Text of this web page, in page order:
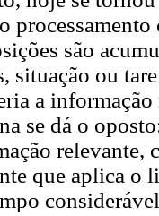
são
situação ou
a
se dá o
relevante,
que aplica o